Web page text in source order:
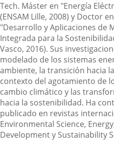
Tech. Máster en "Energía
(ENSAM Lille, 2008) y Doctor
"Desarrollo y Aplicaciones de
Integrada para la
Vasco, 2016). Sus
modelado de los sistemas
ambiente, la transición hacia
contexto del agotamiento de
cambio climático y las
hacia la sostenibilidad. Ha
publicado en revistas
Environmental Science,
Development y Sustainability